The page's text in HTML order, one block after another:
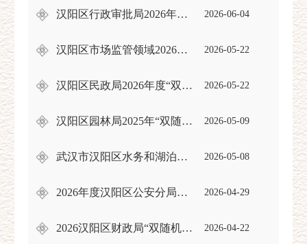
汉阳区行政审批局2026年度双随机抽查工作计划表 2026-06-04
汉阳区市场监管领域2026年度部门联合双随机抽查工作计划 2026-05-22
汉阳区民政局2026年度“双随机、一公开”抽查计划 2026-05-22
汉阳区园林局2025年“双随机、一公开” 检查结果公示 2026-05-09
武汉市汉阳区水务和湖泊局2026年度双随机抽查工作计划 2026-05-08
2026年度汉阳区公安分局双随机抽查工作计划表 2026-04-29
2026汉阳区财政局“双随机、一公开”计划 2026-04-22